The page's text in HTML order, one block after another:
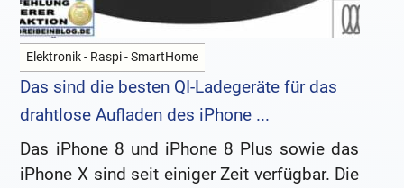
Elektronik - Raspi - SmartHome
Das sind die besten QI-Ladegeräte für das
drahtlose Aufladen des iPhone ...
Das iPhone 8 und iPhone 8 Plus sowie das
iPhone X sind seit einiger Zeit verfügbar. Die